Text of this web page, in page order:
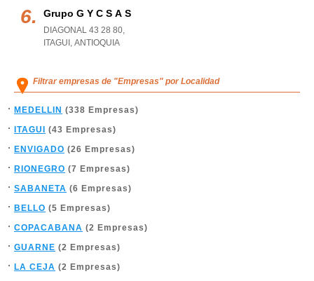
Grupo G Y C S A S
DIAGONAL 43 28 80,
ITAGUI , ANTIOQUIA
Filtrar empresas de "Empresas" por Localidad
MEDELLIN (338 Empresas)
ITAGUI
(43 Empresas)
ENVIGADO (26 Empresas)
RIONEGRO (7 Empresas)
SABANETA (6 Empresas)
BELLO (5 Empresas)
COPACABANA (2 Empresas)
GUARNE (2 Empresas)
LA CEJA (2 Empresas)